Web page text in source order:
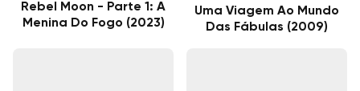
Rebel Moon - Parte 1: A
Menina Do Fogo (2023)
Uma Viagem Ao Mundo
Das Fábulas (2009)